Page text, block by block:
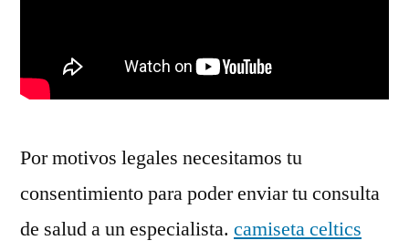
Por motivos legales necesitamos tu
consentimiento para poder enviar tu consulta
de salud a un especialista. camiseta celtics